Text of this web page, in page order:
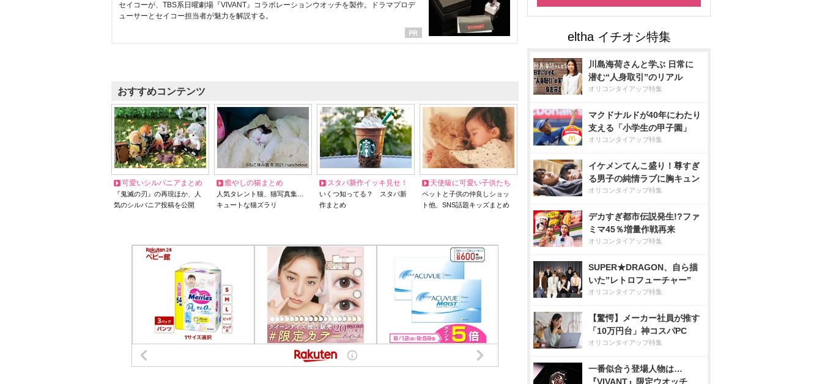
セイコーが、TBS系日曜劇場『VIVANT』コラボレーションウオッチを製作。ドラマプロデ
ューサーとセイコー担当者が魅力を解説する。
おすすめコンテンツ
可愛いシルバニアまとめ
『鬼滅の刃』の再現ほか、人
気のシルバニア投稿を公開
癒やしの猫まとめ
人気タレント猫、猫写真集…
キュートな猫ズラリ
スタバ新作イッキ見せ！
いくつ知ってる？ スタバ新
作まとめ
天使級に可愛い子供たち
ペットと子供の仲良しショッ
ト他、SNS話題キッズまとめ
川島海荷さんと学ぶ 日常に
潜む“人身取引”のリアル
オリコンタイアップ特集
マクドナルドが40年にわたり
支える「小学生の甲子園」
オリコンタイアップ特集
イケメンてんこ盛り！尊すぎ
る男子の純情ラブに胸キュン
オリコンタイアップ特集
デカすぎ都市伝説発生!?ファ
ミマ45％増量作戦再来
オリコンタイアップ特集
SUPER★DRAGON、自ら描
いた”レトロフューチャー”
オリコンタイアップ特集
【驚愕】メーカー社員が推す
「10万円台」神コスパPC
オリコンタイアップ特集
一番似合う登場人物は…
『VIVANT』限定ウオッチ